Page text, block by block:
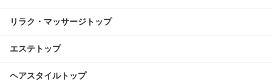
リラク・マッサージトップ
エステトップ
ヘアスタイルトップ